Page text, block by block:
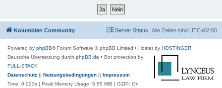
Kolumbien Community Alle Zeiten sind UTC+02:00
Server Status
Powered by phpBB® Forum Software © phpBB Limited • Hostet by HOSTINGER
Deutsche Übersetzung durch phpBB.de • Bot protection by
FULL-STACK
Datenschutz
Nutzungsbedingungen
Impressum
Time: 0.023s | Peak Memory Usage: 5.55 MiB | GZIP: On